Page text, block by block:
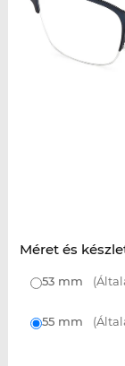
Méret és
53 mm
55 mm